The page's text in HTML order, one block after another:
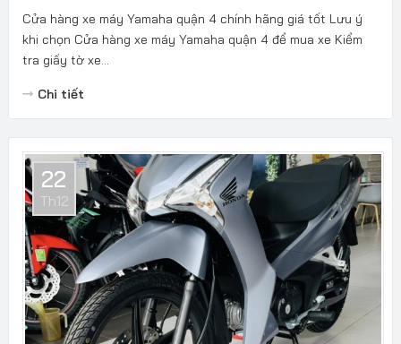
Cửa hàng xe máy Yamaha quận 4 chính hãng giá tốt Lưu ý
khi chọn Cửa hàng xe máy Yamaha quận 4 để mua xe Kiểm
tra giấy tờ xe...
Chi tiết
22
Th12